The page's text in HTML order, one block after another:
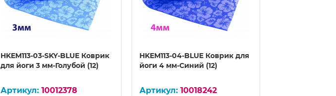
HKEM113-03-SKY-BLUE Коврик
для йоги 3 мм-Голубой (12)
10012378
HKEM113-04-BLUE Коврик для
йоги 4 мм-Синий (12)
10018242